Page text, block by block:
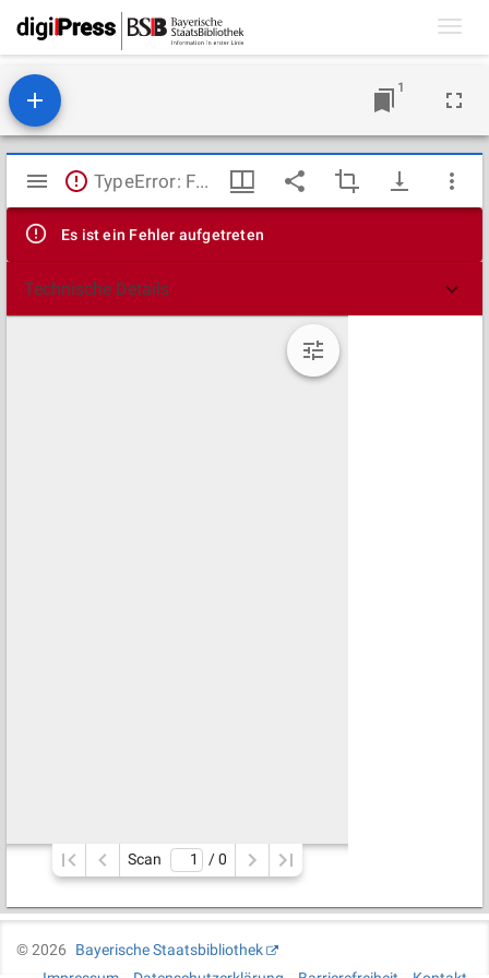
1
Mirador
Viewer
TypeError: Failed to fetch
Es ist ein Fehler aufgetreten
Technische Details
Scan / 0
©2026
Bayerische Staatsbibliothek